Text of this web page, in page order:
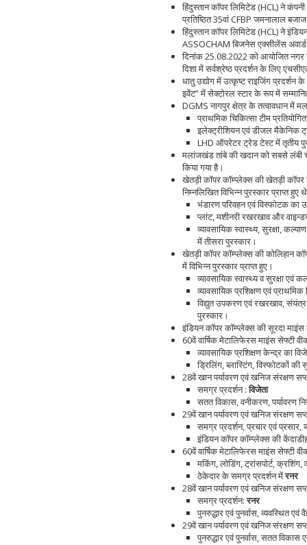
हिंदुस्तान कॉपर लिमिटेड (HCL) ने
प्रतिष्ठित 35वां CFBP जमनालाल
हिंदुस्तान कॉपर लिमिटेड (HCL) ने
ASSOCHAM बिजनेस एक्सीलेंस
दिनांक 25.08.2022 को आयोजित नगर
दिशा में सर्वश्रेष्ठ प्रदर्शन के लिए
धातु उद्योग में उत्कृष्ट राइजिंग
इवेंट” में सेक्टोरल स्टार के रूप में
DGMS नागपुर क्षेत्र के तत्वावधान में
प्राथमिक चिकित्सा टीम
इलेक्ट्रीशियन एवं डीजल मैकेनिक
LHD ऑपरेटर ट्रेड टेस्ट में तृतीय
मलांजखंड तांबे की खदान को सबसे लंबी
किया गया है।
खेतड़ी कॉपर कॉम्प्लेक्स की खेतड़ी
निम्‍नलिखित विभिन्न पुरस्कार प्राप्त हुए
भंडारण परिवहन एवं विस्फोटक का
प्लांट, मशीनरी रखरखाव और
व्यावसायिक स्वास्थ्य, सुरक्षा,
में तीसरा पुरस्कार।
खेतड़ी कॉपर कॉम्प्लेक्स की कोलिहान
में विभिन्न पुरस्कार प्राप्त हुए।
व्‍यावसायिक स्‍वास्‍थ्‍य व सुरक्षा एवं
व्‍यावसायिक प्रशिक्षण एवं
विद्युत उपकरण एवं रखरखाव,
पुरस्कार।
इंडियन कॉपर कॉम्प्लेक्स की सूरदा माइंस
60वें वार्षिक मेटालिफेरस माइंस सेफ्टी
व्‍यावसायिक प्रशिक्षण केन्‍द्र का
ड्रिलिंग, ब्लास्टिंग, विस्फोटकों
28वें खान पर्यावरण एवं खनिज संरक्षण
समग्र प्रदर्शन :विजेता
सतत विकास, वनीकरण, पर्यावरण
29वें खान पर्यावरण एवं खनिज संरक्षण
समग्र प्रदर्शन, प्रचार एवं प्रसार,
इंडियन कॉपर कॉम्प्लेक्स की
60वें वार्षिक मेटालिफेरस माइंस सेफ्टी
मकिंग, लोडिंग, ट्रांसपोर्ट,
ठेकेदार के समग्र प्रदर्शन मेंरनर
28वें खान पर्यावरण एवं खनिज संरक्षण
समग्र प्रदर्शन:रनर
पुनरुद्धार एवं पुनर्वास, व्यवस्थित एवं
29वें खान पर्यावरण एवं खनिज संरक्षण
पुनरुद्धार एवं पुनर्वास, सतत